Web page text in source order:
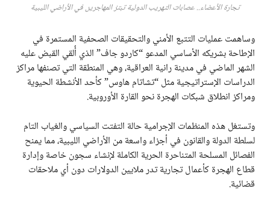
تجارة الأعضاء.. عصابات التهريب الدولية تبتز المهاجرين في الأراضي الليبية
وساهمت عمليات التتبع الأمني والتحقيقات الصحفية المستمرة في
الإطاحة بشريكه الأساسي المدعو “كاردو جاف” الذي أُلقي القبض عليه
الشهر الماضي في مدينة رانية العراقية، وهي المنطقة التي تصنفها مراكز
الدراسات الإستراتيجية مثل “تشاتام هاوس” كأحد الأنشطة الحيوية
ومراكز انطلاق شبكات الهجرة نحو القارة الأوروبية.
وتستغل هذه المنظمات الإجرامية حالة التفتت السياسي والغياب التام
لسلطة الدولة والقانون في أجزاء واسعة من الأراضي الليبية، مما يمنح
الفصائل المسلحة المتناحرة الحرية الكاملة لإنشاء سجون خاصة وإدارة
قطاع الهجرة كأعمال تجارية تدر ملايين الدولارات دون أي ملاحقات
قضائية.